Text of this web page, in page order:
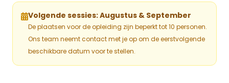
Volgende sessies:Augustus & September
De plaatsen voor de opleiding zijn beperkt tot 10 personen.
Ons team neemt contact met je op om de eerstvolgende
beschikbare datum voor te stellen.